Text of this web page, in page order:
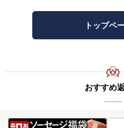
トップペ
おすすめ